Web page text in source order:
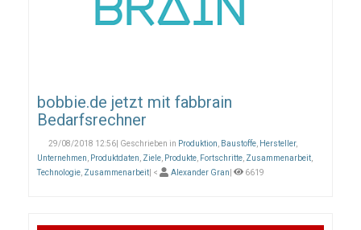
bobbie.de jetzt mit fabbrain
Bedarfsrechner
29/08/2018 12:56| Geschrieben in Produktion, Baustoffe, Hersteller,
Unternehmen, Produktdaten, Ziele, Produkte, Fortschritte, Zusammenarbeit,
Technologie, Zusammenarbeit | < Alexander Gran 6619